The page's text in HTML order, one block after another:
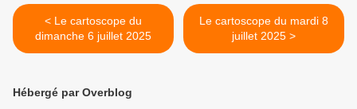
< Le cartoscope du
dimanche 6 juillet 2025
Le cartoscope du mardi 8
juillet 2025 >
Hébergé par Overblog